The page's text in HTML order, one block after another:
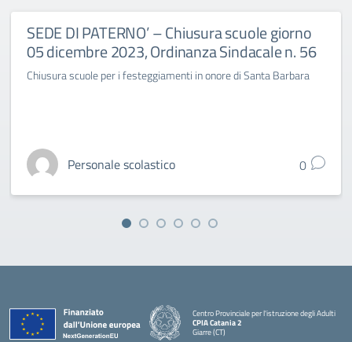
SEDE DI PATERNO’ – Chiusura scuole giorno
05 dicembre 2023, Ordinanza Sindacale n. 56
Chiusura scuole per i festeggiamenti in onore di Santa Barbara
Personale scolastico 0
Centro Provinciale per l'istruzione degli Adulti
CPIA Catania 2
Giarre (CT)